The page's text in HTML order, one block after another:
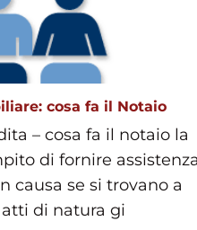
cosa fa il Notaio
– cosa fa il notaio la
di fornire
causa se si trovano a
di natura gi